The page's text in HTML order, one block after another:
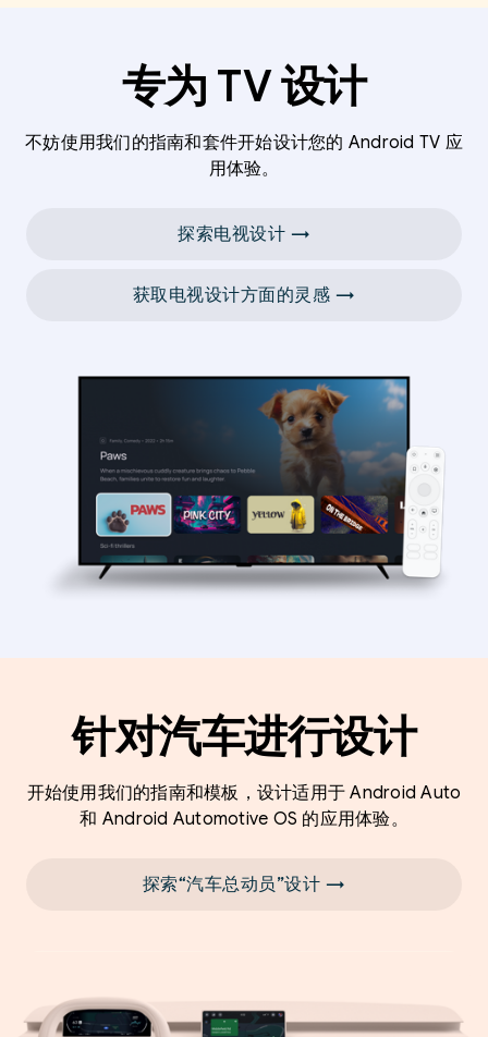
专为 TV 设计
不妨使用我们的指南和套件开始设计您的 Android TV 应
用体验。
探索电视设计 →
获取电视设计方面的灵感 →
针对汽车进行设计
开始使用我们的指南和模板，设计适用于 Android Auto
和 Android Automotive OS 的应用体验。
探索“汽车总动员”设计 →